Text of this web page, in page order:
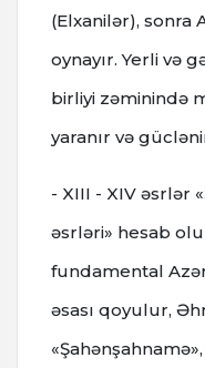
(Elxanilər),
oynayır. Yerli və
birliyi zəminində
yaranır və
- XIII - XIV əsrlər
əsrləri» hesab
fundamental
əsası qoyulur,